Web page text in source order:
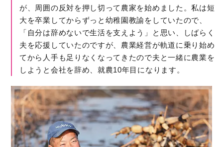
が、周囲の反対を押し切って農家を始めました。私は短
大を卒業してからずっと幼稚園教諭をしていたので、
「自分は辞めないで生活を支えよう」と思い、しばらく
夫を応援していたのですが、農業経営が軌道に乗り始め
てから人手も足りなくなってきたので夫と一緒に農業を
しようと会社を辞め、就農10年目になります。